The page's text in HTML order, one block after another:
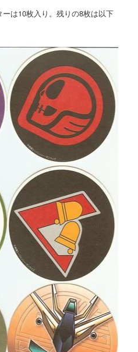
は10枚入り。残りの8枚は以下